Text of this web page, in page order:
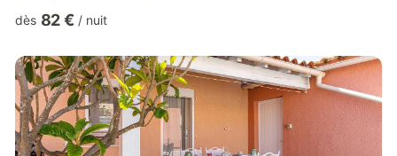
d'eau et WC séparé. La plage est à vos pieds et accessible
D'une surface de 75 m², l'appartement peut accueillir jusqu'à 7
personnes et se compose de la façon suivante : -...
dès 82 € / nuit